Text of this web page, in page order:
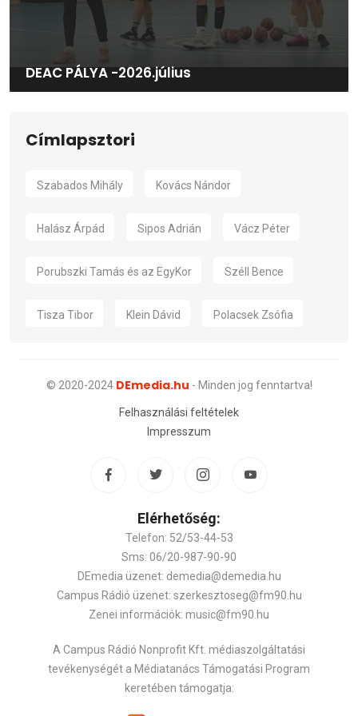
DEAC PÁLYA -2026.július
Címlapsztori
Szabados Mihály Kovács Nándor
Halász Árpád Sipos Adrián Vácz Péter
Porubszki Tamás és az EgyKor Széll Bence
Tisza Tibor Klein Dávid Polacsek Zsófia
© 2020-2024 DEmedia.hu - Minden jog fenntartva!
Felhasználási feltételek
Impresszum
Elérhetőség:
Telefon: 52/53-44-53
Sms: 06/20-987-90-90
DEmedia üzenet: demedia@demedia.hu
Campus Rádió üzenet: szerkesztoseg@fm90.hu
Zenei információk: music@fm90.hu
A Campus Rádió Nonprofit Kft. médiaszolgáltatási
tevékenységét a Médiatanács Támogatási Program
keretében támogatja: